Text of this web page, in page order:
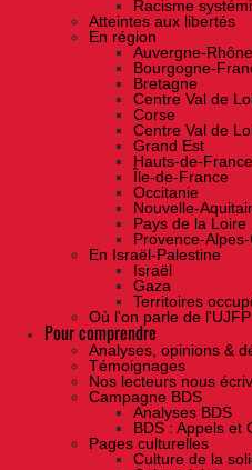
Racisme
Atteintes aux libertés
En région
Auvergne-
Bourgogne-
Bretagne
Centre Val de
Corse
Centre Val de
Grand Est
Hauts-de-France
Île-de-France
Occitanie
Nouvelle-
Pays de la Loire
Provence-
En Israël-Palestine
Israël
Gaza
Territoires
Où l'on parle de l'UJFP
Pour comprendre
Analyses, opinions &
Témoignages
Nos lecteurs nous
Campagne BDS
Analyses BDS
BDS : Appels et
Pages culturelles
Culture de la